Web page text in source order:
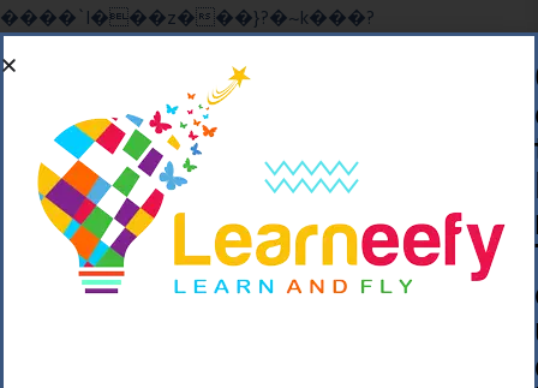
���� `I���z���}?�~k���?
��o��C���ǡ���,����*�3��#eۧ_>\��z
�K{DQg�Ϯ��]u��3o�V~�/��@��??
����Y�]�s�n���s
����p��|
��^��������$��ٽ�P���~��4���Snn^
$ ����Ogy/|>ڿ|�I��'A�n��1�$�}
=c"'��K���X�:��?j�ԫ��-